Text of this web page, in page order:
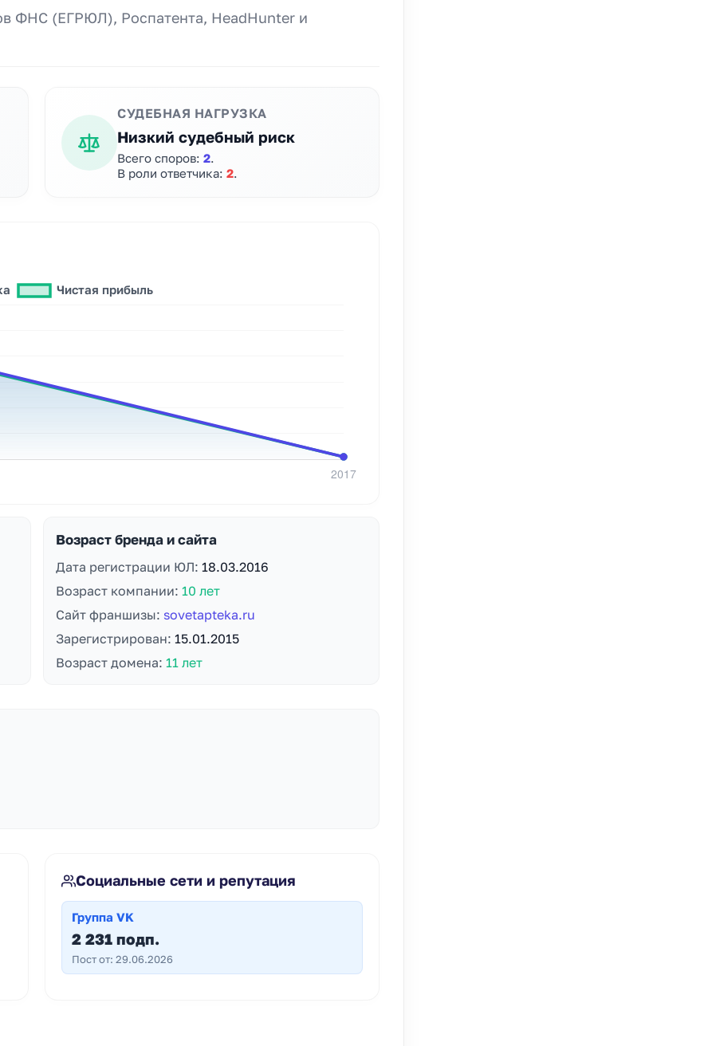
ФНС (ЕГРЮЛ), Роспатента, HeadHunter и
СУДЕБНАЯ НАГРУЗКА
Низкий судебный риск
Всего споров: 2.
В роли ответчика: 2.
Возраст бренда и сайта
Дата регистрации ЮЛ: 18.03.2016
Возраст компании: 10 лет
Сайт франшизы: sovetapteka.ru
Зарегистрирован: 15.01.2015
Возраст домена: 11 лет
Социальные сети и репутация
Группа VK
2 231 подп.
Пост от: 29.06.2026